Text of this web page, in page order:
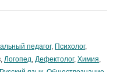
педагог, Психолог,
Логопед, Дефектолог, Химия,